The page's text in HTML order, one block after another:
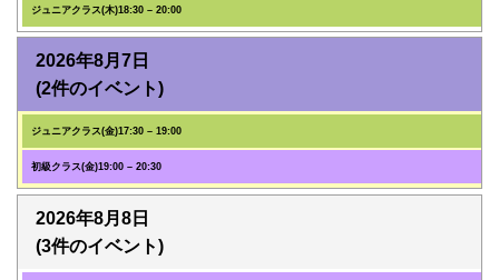
ジュニアクラス(木)18:30 – 20:00
2026年8月7日
(2件のイベント)
ジュニアクラス(金)17:30 – 19:00
初級クラス(金)19:00 – 20:30
2026年8月8日
(3件のイベント)